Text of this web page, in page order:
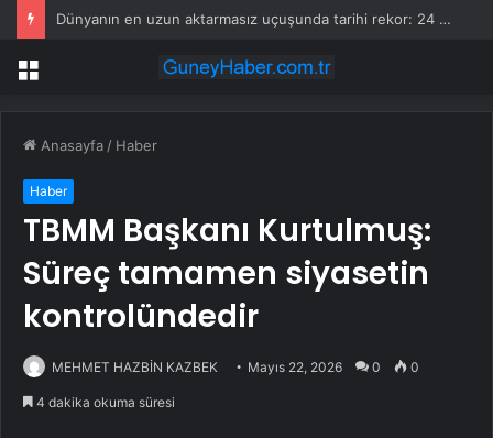
Dünyanın en uzun aktarmasız uçuşunda tarihi rekor: 24 saatten fazla havada kaldılar
Menü
Anasayfa / Haber
Haber
TBMM Başkanı Kurtulmuş:
Süreç tamamen siyasetin
kontrolündedir
MEHMET HAZBİN KAZBEK Mayıs 22, 2026 0 0
4 dakika okuma süresi